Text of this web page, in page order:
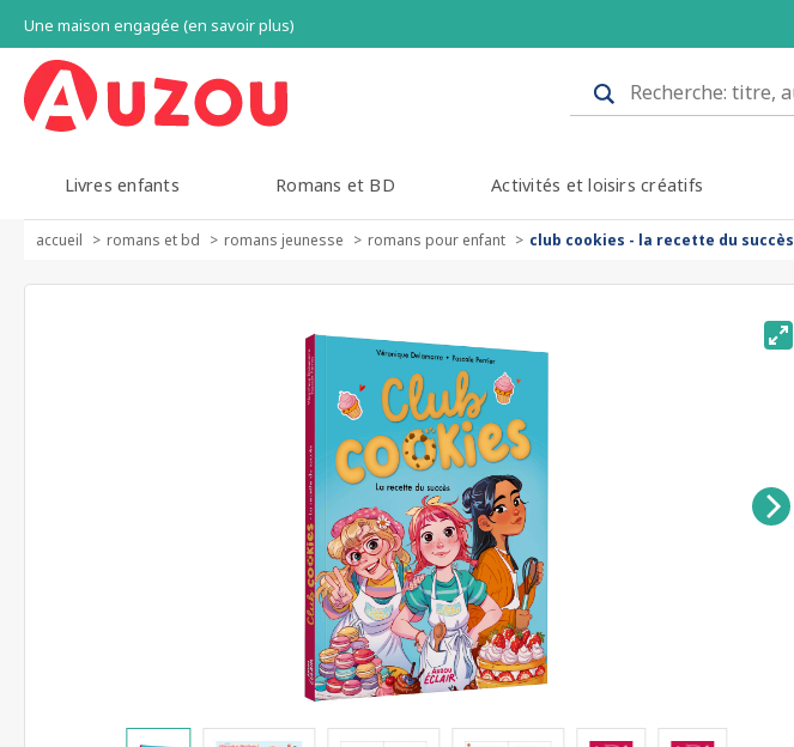
Une maison engagée (en savoir plus)
Livres enfants Romans et BD Activités et loisirs créatifs
accueil romans et bd romans jeunesse romans pour enfant club cookies - la recette du succès